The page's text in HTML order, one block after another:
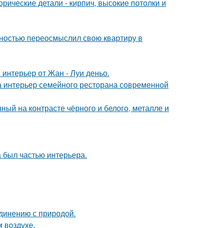
детали - кирпич, высокие потолки и
переосмыслил свою квартиру в
от Жан - Луи деньо.
семейного ресторана современной
на контрасте чёрного и белого, металле и
был частью интерьера.
с природой.